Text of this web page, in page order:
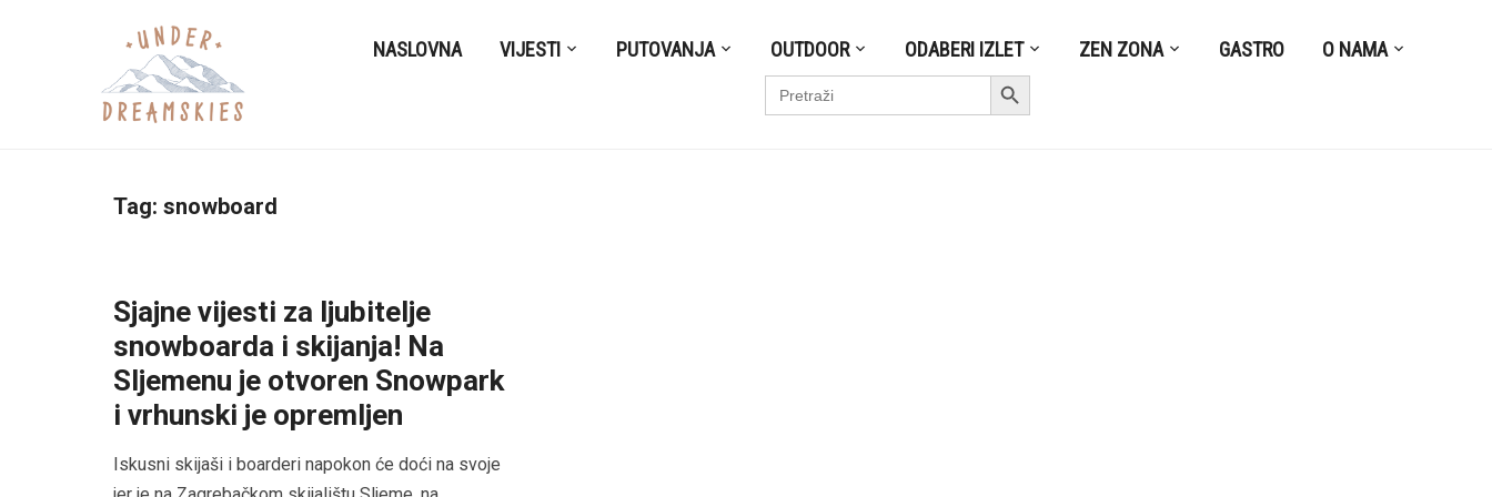
NASLOVNA VIJESTI PUTOVANJA OUTDOOR ODABERI IZLET ZEN ZONA GASTRO O NAMA
Search
for:
Search Button
Tag: snowboard
Sjajne vijesti za ljubitelje
snowboarda i skijanja! Na
Sljemenu je otvoren Snowpark
i vrhunski je opremljen
Iskusni skijaši i boarderi napokon će doći na svoje